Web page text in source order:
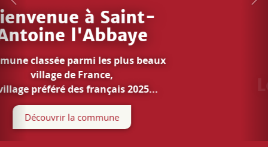
Le trésor de Saint-
Antoine
En 1 clic...